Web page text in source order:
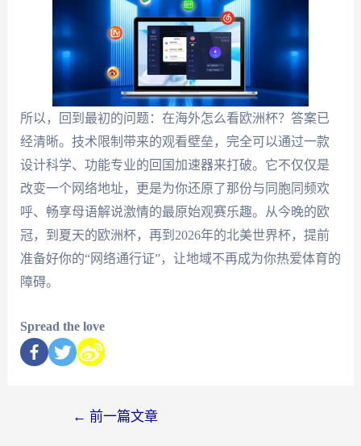
所以，回到最初的问题：在海外怎么看欧洲杯？答案已
经清晰。技术限制带来的观看壁垒，完全可以通过一款
设计科学、功能专业的回国加速器来打破。它不仅仅是
改变一个网络地址，更是为你还原了那份与同胞同频欢
呼、畅享母语解说激情的最原始观赛乐趣。从今晚的欧
冠，到夏天的欧洲杯，再到2026年的北美世界杯，提前
准备好你的“网络通行证”，让地域不再成为你热爱体育的
障碍。
Spread the love
← 前一篇文章